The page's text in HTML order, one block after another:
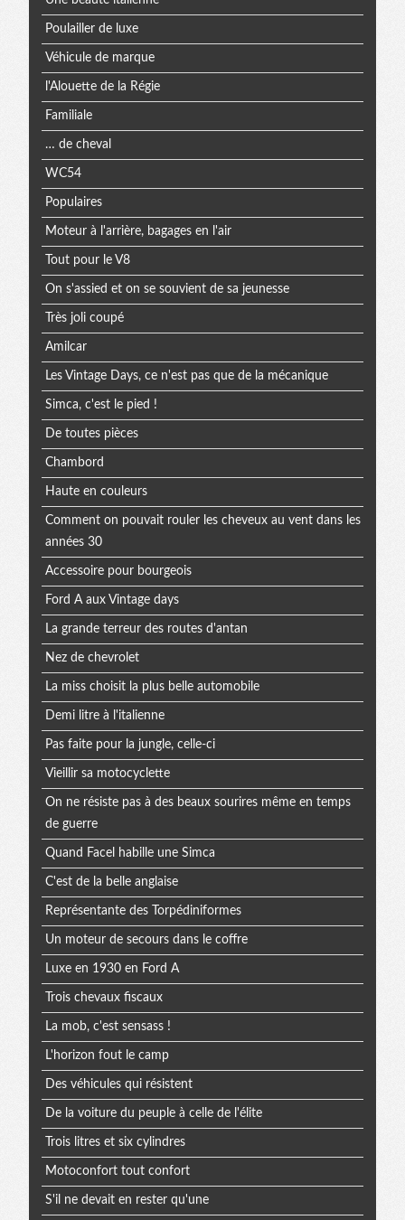
Poulailler de luxe
Véhicule de marque
l'Alouette de la Régie
Familiale
… de cheval
WC54
Populaires
Moteur à l'arrière, bagages en l'air
Tout pour le V8
On s'assied et on se souvient de sa jeunesse
Très joli coupé
Amilcar
Les Vintage Days, ce n'est pas que de la mécanique
Simca, c'est le pied !
De toutes pièces
Chambord
Haute en couleurs
Comment on pouvait rouler les cheveux au vent dans les
années 30
Accessoire pour bourgeois
Ford A aux Vintage days
La grande terreur des routes d'antan
Nez de chevrolet
La miss choisit la plus belle automobile
Demi litre à l'italienne
Pas faite pour la jungle, celle-ci
Vieillir sa motocyclette
On ne résiste pas à des beaux sourires même en temps
de guerre
Quand Facel habille une Simca
C'est de la belle anglaise
Représentante des Torpédiniformes
Un moteur de secours dans le coffre
Luxe en 1930 en Ford A
Trois chevaux fiscaux
La mob, c'est sensass !
L'horizon fout le camp
Des véhicules qui résistent
De la voiture du peuple à celle de l'élite
Trois litres et six cylindres
Motoconfort tout confort
S'il ne devait en rester qu'une